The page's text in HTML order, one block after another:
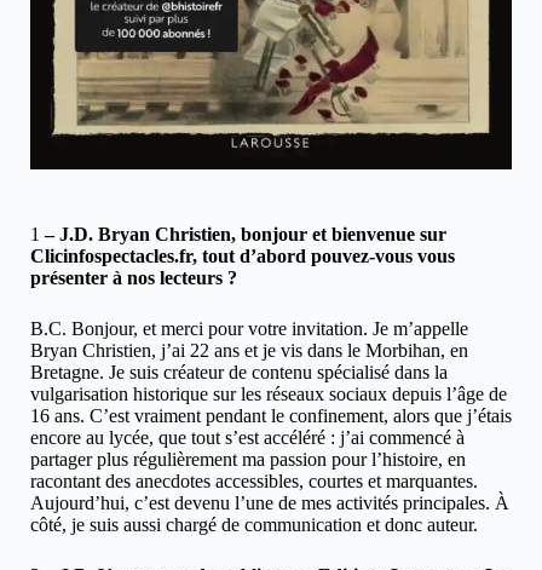
1 – J.D. Bryan Christien, bonjour et bienvenue sur
Clicinfospectacles.fr, tout d’abord pouvez-vous vous
présenter à nos lecteurs ?
B.C. Bonjour, et merci pour votre invitation. Je m’appelle
Bryan Christien, j’ai 22 ans et je vis dans le Morbihan, en
Bretagne. Je suis créateur de contenu spécialisé dans la
vulgarisation historique sur les réseaux sociaux depuis l’âge de
16 ans. C’est vraiment pendant le confinement, alors que j’étais
encore au lycée, que tout s’est accéléré : j’ai commencé à
partager plus régulièrement ma passion pour l’histoire, en
racontant des anecdotes accessibles, courtes et marquantes.
Aujourd’hui, c’est devenu l’une de mes activités principales. À
côté, je suis aussi chargé de communication et donc auteur.